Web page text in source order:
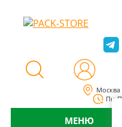
Москва
Пн-
МЕНЮ